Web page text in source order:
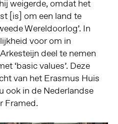
weigerde, omdat het
[is] om een land te
Wereldoorlog’. In
voor om in
deel te nemen
‘basic values’. Deze
van het Erasmus Huis
ook in de Nederlandse
Framed.